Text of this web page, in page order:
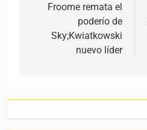
Froome remata el
poderío de
Sky;Kwiatkowski
nuevo líder